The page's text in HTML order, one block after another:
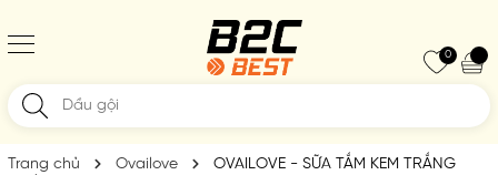
0
Trang chủ Ovailove
OVAILOVE - SỮA TẮM KEM TRẮNG